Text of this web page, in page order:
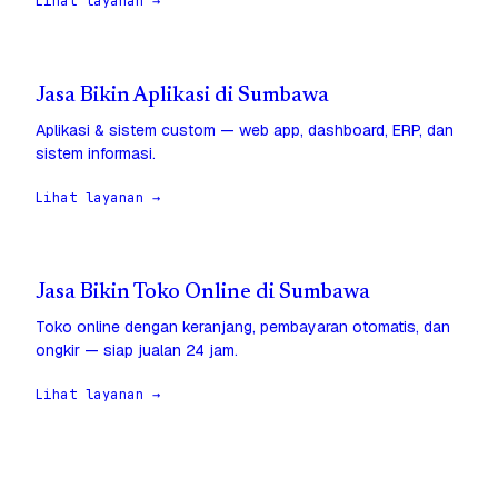
Jasa Bikin Aplikasi di Sumbawa
Aplikasi & sistem custom — web app, dashboard, ERP, dan
sistem informasi.
Lihat layanan →
Jasa Bikin Toko Online di Sumbawa
Toko online dengan keranjang, pembayaran otomatis, dan
ongkir — siap jualan 24 jam.
Lihat layanan →